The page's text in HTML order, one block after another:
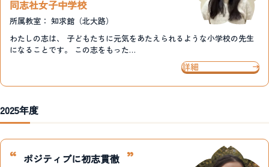
同志社女子中学校
所属教室： 知求館（北大路）
わたしの志は、 子どもたちに元気をあたえられるような小学校の先生
になることです。 この志をもった…
詳細
2025年度
ポジティブに初志貫徹